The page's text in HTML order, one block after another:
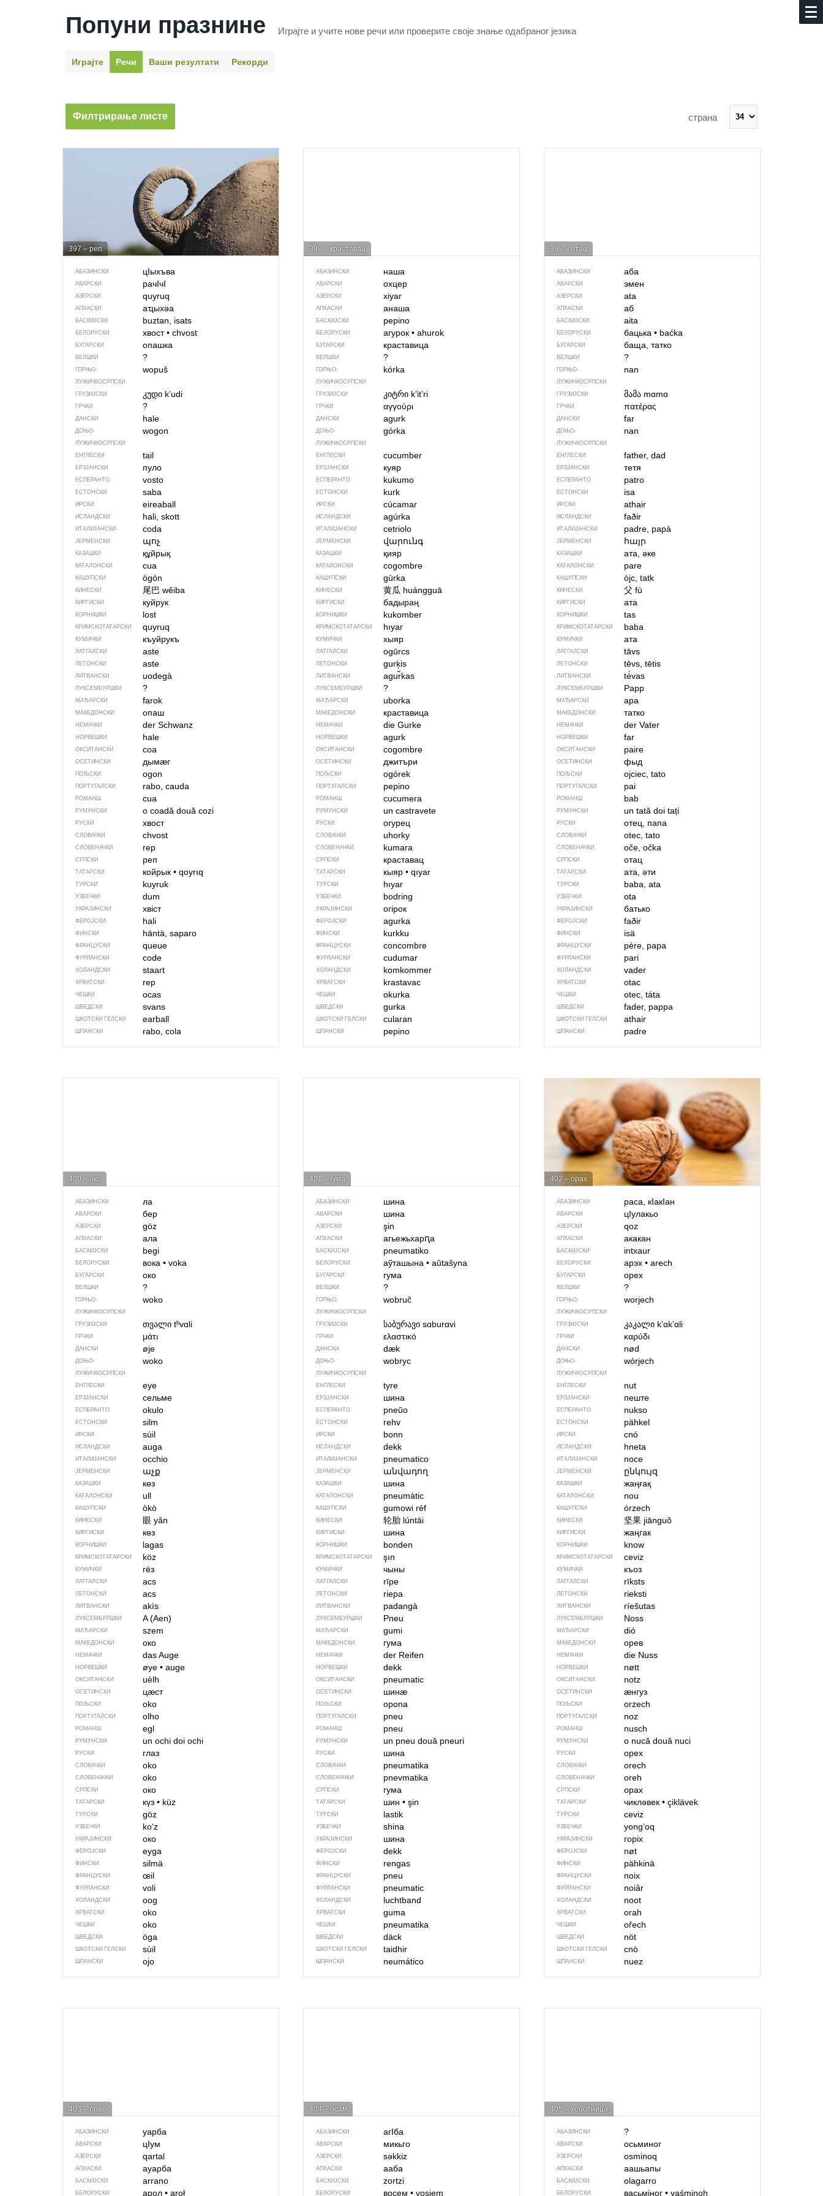
Попуни празнине Играјте и учите нове речи или проверите своје знање одабраног језика
Играјте Речи Ваши резултати Рекорди
Филтрирање листе страна
397 – реп
АБАЗИНСКИ цIыхъва
АВАРСКИ рачIчI
АЗЕРСКИ quyruq
АПХАСКИ аҵыхәа
БАСКИЈСКИ buztan, isats
БЕЛОРУСКИ хвост•chvost
БУГАРСКИ опашка
ВЕЛШКИ ?
ГОРЊО­
ЛУЖИЧКОСРПСКИ
wopuš
ГРУЗИЈСКИ კუდი kʼudi
ГРЧКИ ?
ДАНСКИ hale
ДОЊО­
ЛУЖИЧКОСРПСКИ
wogon
ЕНГЛЕСКИ tail
ЕРЗЈАНСКИ пуло
ЕСПЕРАНТО vosto
ЕСТОНСКИ saba
ИРСКИ eireaball
ИСЛАНДСКИ hali, skott
ИТАЛИЈАНСКИ coda
ЈЕРМЕНСКИ պոչ
КАЗАШКИ құйрық
КАТАЛОНСКИ cua
КАШУПСКИ ògón
КИНЕСКИ 尾巴 wěiba
КИРГИСКИ куйрук
КОРНИШКИ lost
КРИМСКОТАТАРСКИ quyruq
КУМИЧКИ къуйрукъ
ЛАТГАЛСКИ aste
ЛЕТОНСКИ aste
ЛИТВАНСКИ uodegà
ЛУКСЕМБУРШКИ ?
МАЂАРСКИ farok
МАКЕДОНСКИ опаш
НЕМАЧКИ der Schwanz
НОРВЕШКИ hale
ОКСИТАНСКИ coa
ОСЕТИНСКИ дымӕг
ПОЉСКИ ogon
ПОРТУГАЛСКИ rabo, cauda
РОМАНШ cua
РУМУНСКИ o coadă două cozi
РУСКИ хвост
СЛОВАЧКИ chvost
СЛОВЕНАЧКИ rep
СРПСКИ реп
ТАТАРСКИ койрык •qoyrıq
ТУРСКИ kuyruk
УЗБЕЧКИ dum
УКРАЈИНСКИ хвіст
ФЕРОЈСКИ hali
ФИНСКИ häntä, saparo
ФРАНЦУСКИ queue
ФУРЛАНСКИ code
ХОЛАНДСКИ staart
ХРВАТСКИ rep
ЧЕШКИ ocas
ШВЕДСКИ svans
ШКОТСКИ ГЕЛСКИ earball
ШПАНСКИ rabo, cola
398 – краставац
АБАЗИНСКИ наша
АВАРСКИ охцер
АЗЕРСКИ xiyar
АПХАСКИ анаша
БАСКИЈСКИ pepino
БЕЛОРУСКИ агурок • ahurok
БУГАРСКИ краставица
ВЕЛШКИ ?
ГОРЊО­
ЛУЖИЧКОСРПСКИ
kórka
ГРУЗИЈСКИ კიტრი kʼitʼri
ГРЧКИ αγγούρι
ДАНСКИ agurk
ДОЊО­
ЛУЖИЧКОСРПСКИ
górka
ЕНГЛЕСКИ cucumber
ЕРЗЈАНСКИ куяр
ЕСПЕРАНТО kukumo
ЕСТОНСКИ kurk
ИРСКИ cúcamar
ИСЛАНДСКИ agúrka
ИТАЛИЈАНСКИ cetriolo
ЈЕРМЕНСКИ վարունգ
КАЗАШКИ қияр
КАТАЛОНСКИ cogombre
КАШУПСКИ gùrka
КИНЕСКИ 黄瓜 huángguā
КИРГИСКИ бадыраң
КОРНИШКИ kukomber
КРИМСКОТАТАРСКИ hıyar
КУМИЧКИ хыяр
ЛАТГАЛСКИ ogūrcs
ЛЕТОНСКИ gurķis
ЛИТВАНСКИ agur̃kas
ЛУКСЕМБУРШКИ ?
МАЂАРСКИ uborka
МАКЕДОНСКИ краставица
НЕМАЧКИ die Gurke
НОРВЕШКИ agurk
ОКСИТАНСКИ cogombre
ОСЕТИНСКИ джитъри
ПОЉСКИ ogórek
ПОРТУГАЛСКИ pepino
РОМАНШ cucumera
РУМУНСКИ un castravete
РУСКИ огурец
СЛОВАЧКИ uhorky
СЛОВЕНАЧКИ kumara
СРПСКИ краставац
ТАТАРСКИ кыяр • qıyar
ТУРСКИ hıyar
УЗБЕЧКИ bodring
УКРАЈИНСКИ огірок
ФЕРОЈСКИ agurka
ФИНСКИ kurkku
ФРАНЦУСКИ concombre
ФУРЛАНСКИ cudumar
ХОЛАНДСКИ komkommer
ХРВАТСКИ krastavac
ЧЕШКИ okurka
ШВЕДСКИ gurka
ШКОТСКИ ГЕЛСКИ cularan
ШПАНСКИ pepino
399 – отац
АБАЗИНСКИ аба
АВАРСКИ эмен
АЗЕРСКИ ata
АПХАСКИ аб
БАСКИЈСКИ aita
БЕЛОРУСКИ бацька• baćka
БУГАРСКИ баща, татко
ВЕЛШКИ ?
ГОРЊО­
ЛУЖИЧКОСРПСКИ
nan
ГРУЗИЈСКИ მამა mɑmɑ
ГРЧКИ πατέρας
ДАНСКИ far
ДОЊО­
ЛУЖИЧКОСРПСКИ
nan
ЕНГЛЕСКИ father, dad
ЕРЗЈАНСКИ тетя
ЕСПЕРАНТО patro
ЕСТОНСКИ isa
ИРСКИ athair
ИСЛАНДСКИ faðir
ИТАЛИЈАНСКИ padre, papà
ЈЕРМЕНСКИ հայր
КАЗАШКИ ата, әке
КАТАЛОНСКИ pare
КАШУПСКИ òjc, tatk
КИНЕСКИ 父fù
КИРГИСКИ ата
КОРНИШКИ tas
КРИМСКОТАТАРСКИ baba
КУМИЧКИ ата
ЛАТГАЛСКИ tāvs
ЛЕТОНСКИ tēvs, tētis
ЛИТВАНСКИ tė́vas
ЛУКСЕМБУРШКИ Papp
МАЂАРСКИ apa
МАКЕДОНСКИ татко
НЕМАЧКИ der Vater
НОРВЕШКИ far
ОКСИТАНСКИ paire
ОСЕТИНСКИ фыд
ПОЉСКИ ojciec, tato
ПОРТУГАЛСКИ pai
РОМАНШ bab
РУМУНСКИ un tatădoi tați
РУСКИ отец, папа
СЛОВАЧКИ otec, tato
СЛОВЕНАЧКИ oče, očka
СРПСКИ отац
ТАТАРСКИ ата, әти
ТУРСКИ baba, ata
УЗБЕЧКИ ota
УКРАЈИНСКИ батько
ФЕРОЈСКИ faðir
ФИНСКИ isä
ФРАНЦУСКИ père, papa
ФУРЛАНСКИ pari
ХОЛАНДСКИ vader
ХРВАТСКИ otac
ЧЕШКИ otec, táta
ШВЕДСКИ fader, pappa
ШКОТСКИ ГЕЛСКИ athair
ШПАНСКИ padre
400 – око
АБАЗИНСКИ ла
АВАРСКИ бер
АЗЕРСКИ göz
АПХАСКИ ала
БАСКИЈСКИ begi
БЕЛОРУСКИ вока •voka
БУГАРСКИ око
ВЕЛШКИ ?
ГОРЊО­
ЛУЖИЧКОСРПСКИ
woko
ГРУЗИЈСКИ თვალი tʰvɑli
ГРЧКИ μάτι
ДАНСКИ øje
ДОЊО­
ЛУЖИЧКОСРПСКИ
woko
ЕНГЛЕСКИ eye
ЕРЗЈАНСКИ сельме
ЕСПЕРАНТО okulo
ЕСТОНСКИ silm
ИРСКИ súil
ИСЛАНДСКИ auga
ИТАЛИЈАНСКИ occhio
ЈЕРМЕНСКИ աչք
КАЗАШКИ көз
КАТАЛОНСКИ ull
КАШУПСКИ òkò
КИНЕСКИ 眼 yǎn
КИРГИСКИ көз
КОРНИШКИ lagas
КРИМСКОТАТАРСКИ köz
КУМИЧКИ гёз
ЛАТГАЛСКИ acs
ЛЕТОНСКИ acs
ЛИТВАНСКИ akìs
ЛУКСЕМБУРШКИ A (Aen)
МАЂАРСКИ szem
МАКЕДОНСКИ око
НЕМАЧКИ das Auge
НОРВЕШКИ øye •auge
ОКСИТАНСКИ uèlh
ОСЕТИНСКИ цӕст
ПОЉСКИ oko
ПОРТУГАЛСКИ olho
РОМАНШ egl
РУМУНСКИ un ochi doi ochi
РУСКИ глаз
СЛОВАЧКИ oko
СЛОВЕНАЧКИ oko
СРПСКИ око
ТАТАРСКИ күз •küz
ТУРСКИ göz
УЗБЕЧКИ koʻz
УКРАЈИНСКИ око
ФЕРОЈСКИ eyga
ФИНСКИ silmä
ФРАНЦУСКИ œil
ФУРЛАНСКИ voli
ХОЛАНДСКИ oog
ХРВАТСКИ oko
ЧЕШКИ oko
ШВЕДСКИ öga
ШКОТСКИ ГЕЛСКИ sùil
ШПАНСКИ ojo
401 – гума
АБАЗИНСКИ шина
АВАРСКИ шина
АЗЕРСКИ şin
АПХАСКИ агьежьхарԥа
БАСКИЈСКИ pneumatiko
БЕЛОРУСКИ аўташына • aŭtašyna
БУГАРСКИ гума
ВЕЛШКИ ?
ГОРЊО­
ЛУЖИЧКОСРПСКИ
wobruč
ГРУЗИЈСКИ საბურავი sɑburɑvi
ГРЧКИ ελαστικό
ДАНСКИ dæk
ДОЊО­
ЛУЖИЧКОСРПСКИ
wobryc
ЕНГЛЕСКИ tyre
ЕРЗЈАНСКИ шина
ЕСПЕРАНТО pneŭo
ЕСТОНСКИ rehv
ИРСКИ bonn
ИСЛАНДСКИ dekk
ИТАЛИЈАНСКИ pneumatico
ЈЕРМЕНСКИ անվադող
КАЗАШКИ шина
КАТАЛОНСКИ pneumàtic
КАШУПСКИ gumowi réf
КИНЕСКИ 轮胎 lúntāi
КИРГИСКИ шина
КОРНИШКИ bonden
КРИМСКОТАТАРСКИ şın
КУМИЧКИ чыны
ЛАТГАЛСКИ rīpe
ЛЕТОНСКИ riepa
ЛИТВАНСКИ padangà
ЛУКСЕМБУРШКИ Pneu
МАЂАРСКИ gumi
МАКЕДОНСКИ гума
НЕМАЧКИ der Reifen
НОРВЕШКИ dekk
ОКСИТАНСКИ pneumatic
ОСЕТИНСКИ шинӕ
ПОЉСКИ opona
ПОРТУГАЛСКИ pneu
РОМАНШ pneu
РУМУНСКИ un pneu două pneuri
РУСКИ шина
СЛОВАЧКИ pneumatika
СЛОВЕНАЧКИ pnevmatika
СРПСКИ гума
ТАТАРСКИ шин • şin
ТУРСКИ lastik
УЗБЕЧКИ shina
УКРАЈИНСКИ шина
ФЕРОЈСКИ dekk
ФИНСКИ rengas
ФРАНЦУСКИ pneu
ФУРЛАНСКИ pneumatic
ХОЛАНДСКИ luchtband
ХРВАТСКИ guma
ЧЕШКИ pneumatika
ШВЕДСКИ däck
ШКОТСКИ ГЕЛСКИ taidhir
ШПАНСКИ neumático
402 – орах
АБАЗИНСКИ раса, кIакIан
АВАРСКИ цIулакьо
АЗЕРСКИ qoz
АПХАСКИ акакан
БАСКИЈСКИ intxaur
БЕЛОРУСКИ арэх• arech
БУГАРСКИ орех
ВЕЛШКИ ?
ГОРЊО­
ЛУЖИЧКОСРПСКИ
worjech
ГРУЗИЈСКИ კაკალი kʼɑkʼɑli
ГРЧКИ καρύδι
ДАНСКИ nød
ДОЊО­
ЛУЖИЧКОСРПСКИ
wórjech
ЕНГЛЕСКИ nut
ЕРЗЈАНСКИ пеште
ЕСПЕРАНТО nukso
ЕСТОНСКИ pähkel
ИРСКИ cnó
ИСЛАНДСКИ hneta
ИТАЛИЈАНСКИ noce
ЈЕРМЕНСКИ ընկույզ
КАЗАШКИ жаңғақ
КАТАЛОНСКИ nou
КАШУПСКИ òrzech
КИНЕСКИ 坚果 jiānguǒ
КИРГИСКИ жаңгак
КОРНИШКИ know
КРИМСКОТАТАРСКИ ceviz
КУМИЧКИ къоз
ЛАТГАЛСКИ rīksts
ЛЕТОНСКИ rieksti
ЛИТВАНСКИ ríešutas
ЛУКСЕМБУРШКИ Noss
МАЂАРСКИ dió
МАКЕДОНСКИ орев
НЕМАЧКИ die Nuss
НОРВЕШКИ nøtt
ОКСИТАНСКИ notz
ОСЕТИНСКИ ӕнгуз
ПОЉСКИ orzech
ПОРТУГАЛСКИ noz
РОМАНШ nusch
РУМУНСКИ o nucădouă nuci
РУСКИ орех
СЛОВАЧКИ orech
СЛОВЕНАЧКИ oreh
СРПСКИ орах
ТАТАРСКИ чикләвек• çiklävek
ТУРСКИ ceviz
УЗБЕЧКИ yong‘oq
УКРАЈИНСКИ горіх
ФЕРОЈСКИ nøt
ФИНСКИ pähkinä
ФРАНЦУСКИ noix
ФУРЛАНСКИ noiâr
ХОЛАНДСКИ noot
ХРВАТСКИ orah
ЧЕШКИ ořech
ШВЕДСКИ nöt
ШКОТСКИ ГЕЛСКИ cnò
ШПАНСКИ nuez
403 – орао
АБАЗИНСКИ уарба
АВАРСКИ цIум
АЗЕРСКИ qartal
АПХАСКИ ауарба
БАСКИЈСКИ arrano
БЕЛОРУСКИ арол •aroł
404 – осам
АБАЗИНСКИ агIба
АВАРСКИ микьго
АЗЕРСКИ səkkiz
АПХАСКИ ааба
БАСКИЈСКИ zortzi
БЕЛОРУСКИ восем • vosiem
405 – хоботница
АБАЗИНСКИ ?
АВАРСКИ осьминог
АЗЕРСКИ osminoq
АПХАСКИ аашьапы
БАСКИЈСКИ olagarro
БЕЛОРУСКИ васьміног• vaśminoh